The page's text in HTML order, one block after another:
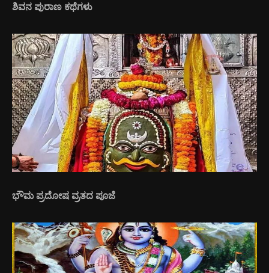
ಶಿವನ ಪುರಾಣ ಕಥೆಗಳು
ಭೌಮ ಪ್ರದೋಷ ವ್ರತದ ಪೂಜೆ